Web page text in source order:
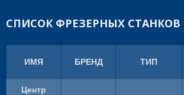
СПИСОК ФРЕЗЕРНЫХ СТАНКОВ
ИМЯ БРЕНД ТИП
Центр